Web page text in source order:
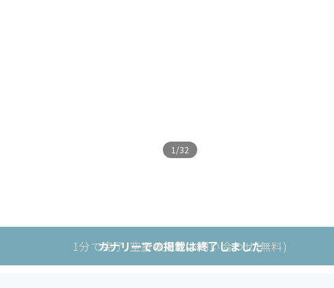
1/32
1分で完了!空室状況をお問い合わせ(無料)
カナリーでの掲載は終了しました